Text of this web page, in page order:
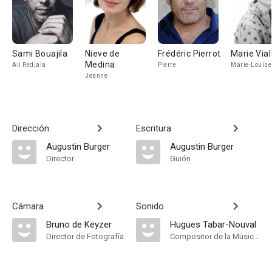
Sami Bouajila
Ali Redjala
Nieve de
Medina
Jeanne
Frédéric Pierrot
Pierre
Marie
Marie-Louise
Dirección
Augustin Burger
Director
Cámara
Bruno de Keyzer
Director de Fotografía
Escritura
Augustin Burger
Guión
Sonido
Hugues Tabar-Nouval
Compositor de la Música Original